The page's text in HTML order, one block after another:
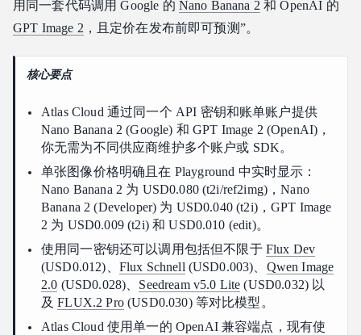
哪种服务商适合你的工作流
总结
用同一套代码调用 Google 的 Nano Banana 2 和 OpenAI 的
GPT Image 2 ，且定价在发布前即可预测”。
核心要点
Atlas Cloud 通过同一个 API 密钥和账单账户提供
Nano Banana 2 (Google) 和 GPT Image 2 (OpenAI)，
你无需为不同供应商维护多个账户或 SDK。
单张图像价格明确且在 Playground 中实时显示：
Nano Banana 2 为 USD0.080 (t2i/ref2img)，Nano
Banana 2 (Developer) 为 USD0.040 (t2i)，GPT Image
2 为 USD0.009 (t2i) 和 USD0.010 (edit)。
使用同一密钥还可以调用包括但不限于 Flux Dev
(USD0.012)、 Flux Schnell (USD0.003)、 Qwen Image
2.0 (USD0.028)、 Seedream v5.0 Lite (USD0.032) 以
及FLUX.2 Pro(USD0.030) 等对比模型。
Atlas Cloud 使用单一的 OpenAI 兼容端点，现有使